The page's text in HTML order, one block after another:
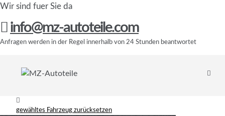
Wir sind fuer Sie da
info@mz-autoteile.com
Anfragen werden in der Regel innerhalb von 24 Stunden beantwortet
gewähltes Fahrzeug zurücksetzen